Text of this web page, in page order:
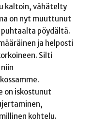
kaltoin, vähätelty
on nyt muuttunut
pöydältä.
ja helposti
Silti
on iskostunut
kohtelu.